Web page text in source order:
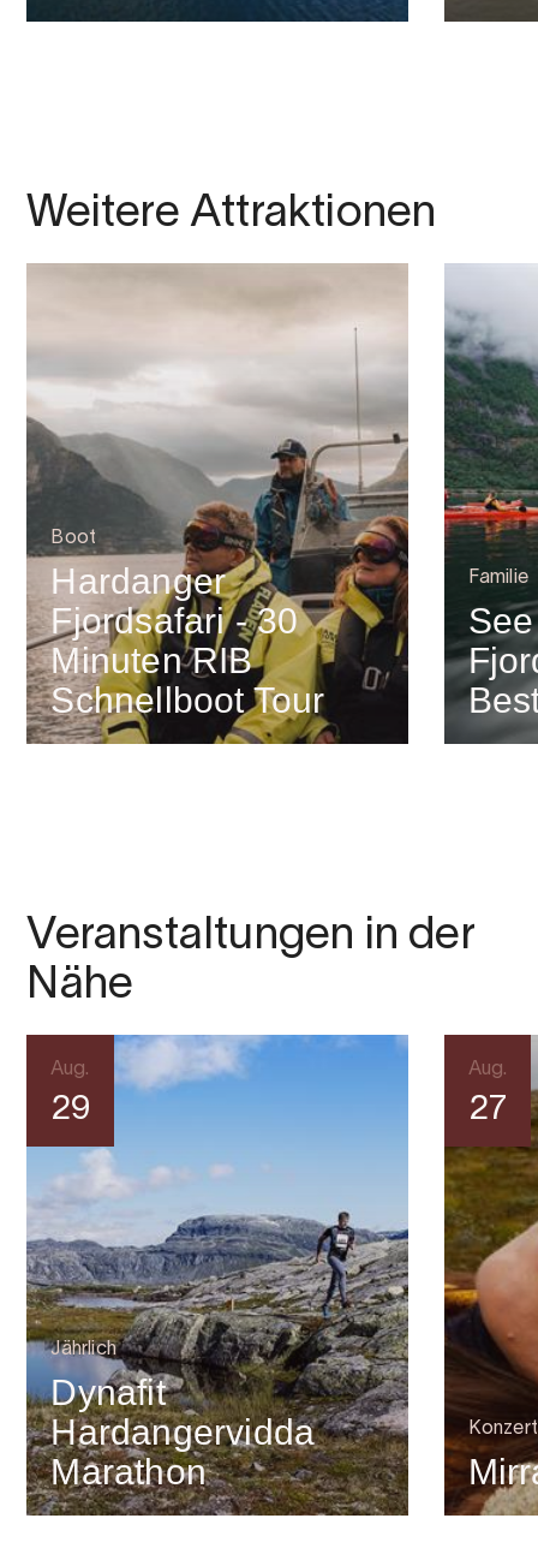
Weitere Attraktionen
Boot
Hardanger
Fjordsafari - 30
Minuten RIB
Schnellboot Tour
Familie
Veranstaltungen in der
Nähe
Aug.
29
Jährlich
Dynafit
Hardangervidda
Marathon
Aug.
27
Konzert